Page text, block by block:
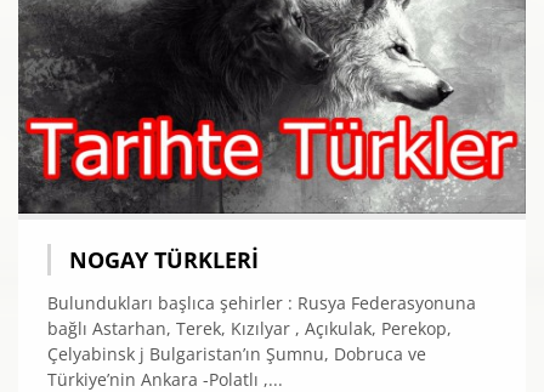
NOGAY TÜRKLERI
Bulundukları başlıca şehirler : Rusya Federasyonuna
bağlı Astarhan, Terek, Kızılyar , Açıkulak, Perekop,
Çelyabinsk j Bulgaristan’ın Şumnu, Dobruca ve
Türkiye’nin Ankara -Polatlı ,...